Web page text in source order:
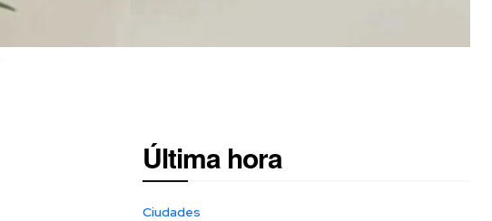
Última hora
Ciudades